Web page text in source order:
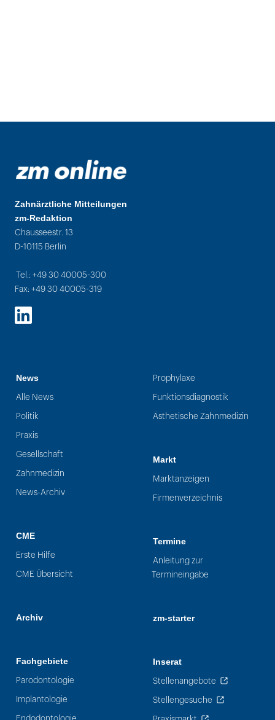
Zahnärztliche Mitteilungen
zm-Redaktion
Chausseestr. 13
D-10115 Berlin
Tel.: +49 30 40005-300
Fax: +49 30 40005-319
LinkedIn
News
Alle News
Politik
Praxis
Gesellschaft
Zahnmedizin
News-Archiv
CME
Erste Hilfe
CME Übersicht
Archiv
Fachgebiete
Parodontologie
Implantologie
Prophylaxe
Funktionsdiagnostik
Ästhetische Zahnmedizin
Markt
Marktanzeigen
Firmenverzeichnis
Termine
Anleitung zur
Termineingabe
zm-starter
Inserat
Stellenangebote
Stellengesuche